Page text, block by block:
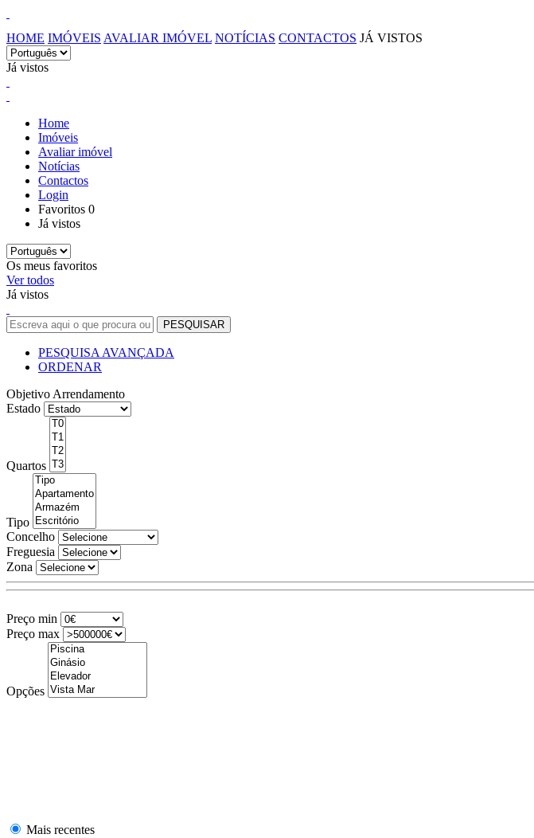
HOME IMÓVEIS AVALIAR IMÓVEL NOTÍCIAS CONTACTOS JÁ VISTOS
Já vistos
Home
Imóveis
Avaliar imóvel
Notícias
Contactos
Login
Favoritos 0
Já vistos
Os meus favoritos
Ver todos
Já vistos
PESQUISA AVANÇADA
ORDENAR
Objetivo Arrendamento
Estado
Quartos
Tipo
Concelho
Freguesia
Zona
Preço min
Preço max
Opções
Mais recentes